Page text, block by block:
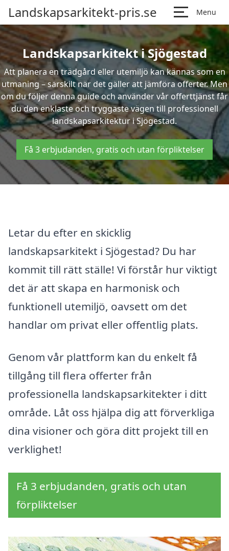
Landskapsarkitekt-pris.se Menu
Landskapsarkitekt i Sjögestad
Att planera en trädgård eller utemiljö kan kännas som en
utmaning – särskilt när det gäller att jämföra offerter. Men
om du följer denna guide och använder vår offerttjänst får
du den enklaste och tryggaste vägen till professionell
landskapsarkitektur i Sjögestad.
Få 3 erbjudanden, gratis och utan förpliktelser
Letar du efter en skicklig
landskapsarkitekt i Sjögestad? Du har
kommit till rätt ställe! Vi förstår hur viktigt
det är att skapa en harmonisk och
funktionell utemiljö, oavsett om det
handlar om privat eller offentlig plats.
Genom vår plattform kan du enkelt få
tillgång till flera offerter från
professionella landskapsarkitekter i ditt
område. Låt oss hjälpa dig att förverkliga
dina visioner och göra ditt projekt till en
verklighet!
Få 3 erbjudanden, gratis och utan
förpliktelser